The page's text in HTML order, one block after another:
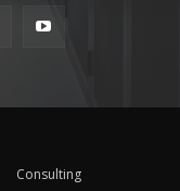
Consulting